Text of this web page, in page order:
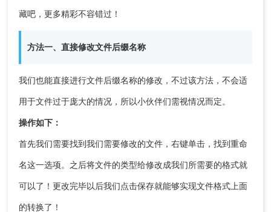
藏吧，更多精彩不容错过！
方法一、直接修改文件后缀名称
我们也能直接进行文件后缀名称的修改，不过该方法，不会适
用于文件过于庞大的情况，所以小伙伴们需视情况而定。
操作如下：
首先我们需要找到我们需要修改的文件，右键单击，找到重命
名这一选项。之后将文件的类型给修改成我们所需要的格式就
可以了！更改完毕以后我们点击保存就能够实现文件格式上面
的转换了！